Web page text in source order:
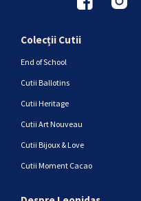
Colecții Cutii
End of School
Cutii Ballotins
Cutii Heritage
Cutii Art Nouveau
Cutii Bijoux & Love
Cutii Moment Cacao